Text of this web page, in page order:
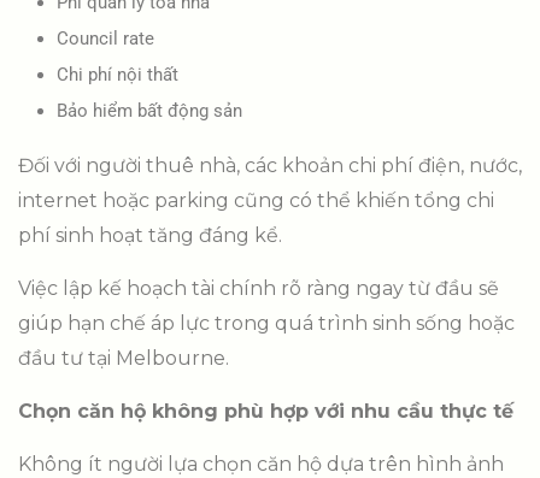
Council rate
Chi phí nội thất
Bảo hiểm bất động sản
Đối với người thuê nhà, các khoản chi phí điện, nước,
internet hoặc parking cũng có thể khiến tổng chi
phí sinh hoạt tăng đáng kể.
Việc lập kế hoạch tài chính rõ ràng ngay từ đầu sẽ
giúp hạn chế áp lực trong quá trình sinh sống hoặc
đầu tư tại Melbourne.
Chọn căn hộ không phù hợp với nhu cầu thực tế
Không ít người lựa chọn căn hộ dựa trên hình ảnh